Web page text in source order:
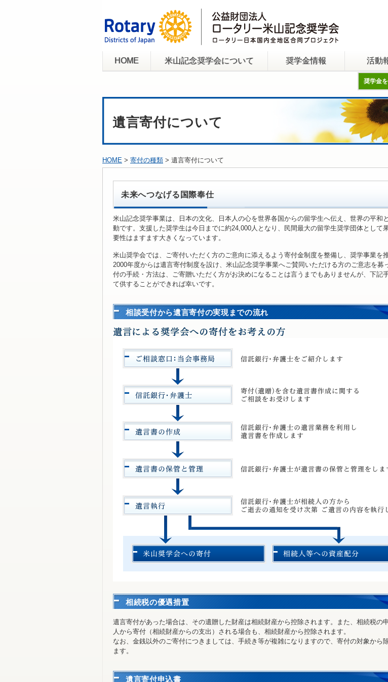
HOME 米山記念奨学会について 奨学金情報 活動
奨学金
遺言寄付について
HOME > 寄付の種類 > 遺言寄付について
未来へつなげる国際奉仕
米山記念奨学事業は、日本の文化、日本人の心を世界各国からの留学生へ伝え、世界の平和
動です。支援した奨学生は今日までに約24,000人となり、民間最大の留学生奨学団体として
要性はますます大きくなっています。
米山奨学会では、ご寄付いただく方のご意向に添えるよう寄付金制度を整備し、奨学事業を
2000年度からは遺言寄付制度を設け、米山記念奨学事業へご賛同いただける方のご意志を募
付の手続・方法は、ご寄贈いただく方がお決めになることは言うまでもありませんが、下記
て供することができれば幸いです。
相談受付から遺言寄付の実現までの流れ
相続税の優遇措置
遺言寄付があった場合は、その遺贈した財産は相続財産から控除されます。また、相続税の
人から寄付（相続財産からの支出）される場合も、相続財産から控除されます。
なお、金銭以外のご寄付につきましては、手続き等が複雑になりますので、寄付の対象から
ます。
遺言寄付申込書